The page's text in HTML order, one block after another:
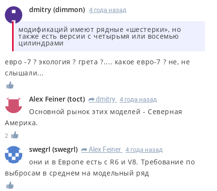
dmitry (dimmon) 4 года назад
модификаций имеют рядные «шестерки», но
также есть версии с четырьмя или восемью
цилиндрами
евро -7 ? экология ? грета ?.... какое евро-7 ? не, не
слышали...
Alex Feiner (toct) R dmitry 4 года назад
Основной рынок этих моделей - Северная
Америка.
2
swegrl (swegrl) R Alex Feiner 4 года назад
они и в Европе есть с R6 и V8. Требование по
выбросам в среднем на модельный ряд